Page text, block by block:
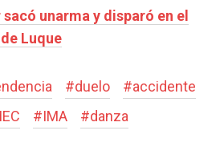
sacó unarma y disparó en el
Luque
#duelo #accidente
#IMA #danza